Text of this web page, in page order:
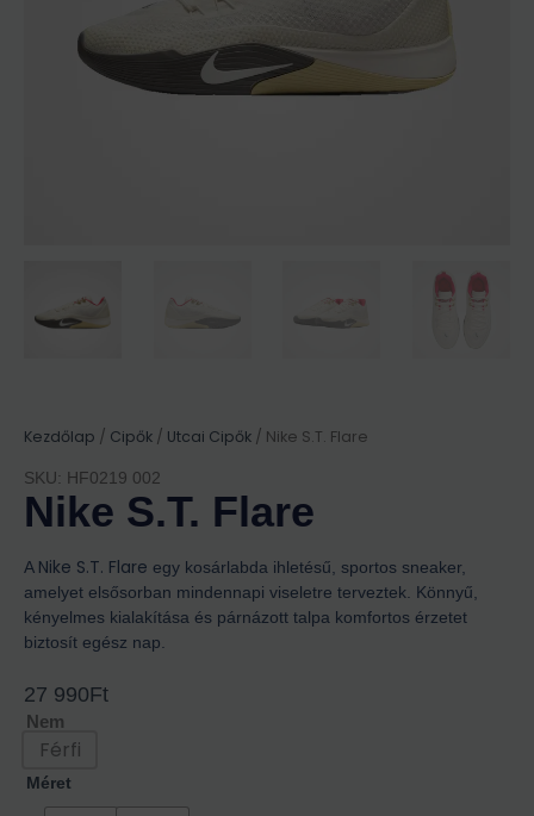
Kezdőlap / Cipők / Utcai Cipők / Nike S.T. Flare
SKU: HF0219 002
Nike S.T. Flare
A Nike S.T. Flare egy kosárlabda ihletésű, sportos sneaker,
amelyet elsősorban mindennapi viseletre terveztek. Könnyű,
kényelmes kialakítása és párnázott talpa komfortos érzetet
biztosít egész nap.
27 990Ft
Nem
Férfi
Méret